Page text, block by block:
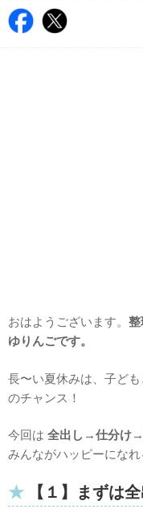
おはようございます。 整
ゆりんごです。
長〜い夏休みは、子ど
のチャンス！
今回は 全出し→仕分け→
みんながハッピーにな
【１】まずは